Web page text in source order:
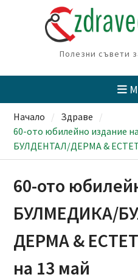
Полезни съвети
Начало
Здраве
60-ото юбилейно издание
БУЛДЕНТАЛ/ДЕРМА &
60-ото
БУЛМЕДИКА/
ДЕРМА &
на 13 май